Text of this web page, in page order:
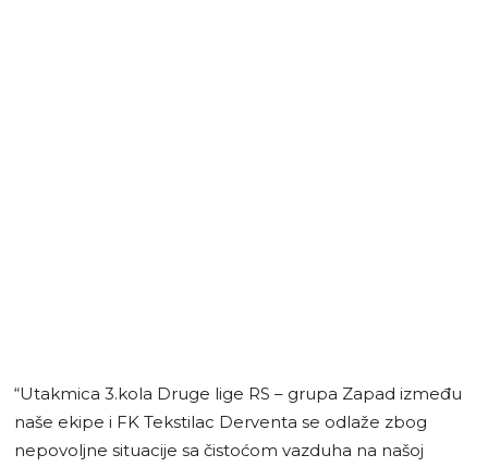
“Utakmica 3.kola Druge lige RS – grupa Zapad između
naše ekipe i FK Tekstilac Derventa se odlaže zbog
nepovoljne situacije sa čistoćom vazduha na našoj